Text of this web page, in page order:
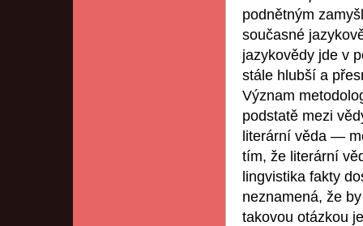
podnětným
současné
jazykovědy jde v
stále hlubší a
Význam
podstatě mezi
literární věda —
tím, že literární
lingvistika fakty
neznamená, že
takovou otázkou